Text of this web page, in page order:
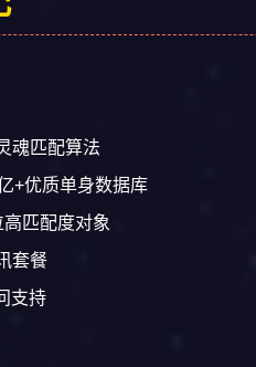
魂匹配算法
+优质单身数据库
匹配度对象
套餐
支持